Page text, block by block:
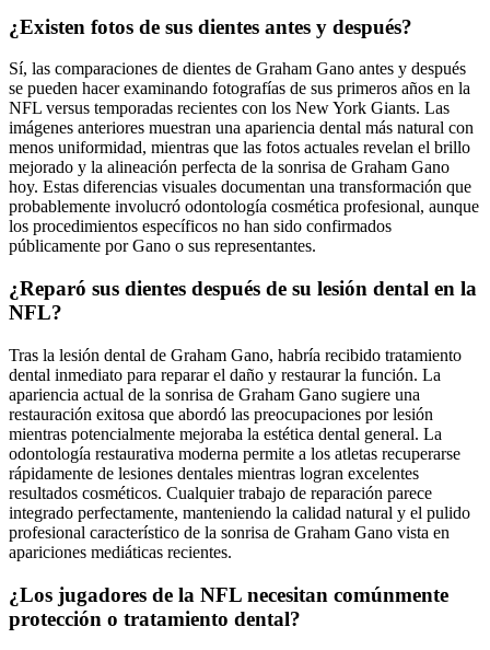
¿Existen fotos de sus dientes antes y después?
Sí, las comparaciones de dientes de Graham Gano antes y después
se pueden hacer examinando fotografías de sus primeros años en la
NFL versus temporadas recientes con los New York Giants. Las
imágenes anteriores muestran una apariencia dental más natural con
menos uniformidad, mientras que las fotos actuales revelan el brillo
mejorado y la alineación perfecta de la sonrisa de Graham Gano
hoy. Estas diferencias visuales documentan una transformación que
probablemente involucró odontología cosmética profesional, aunque
los procedimientos específicos no han sido confirmados
públicamente por Gano o sus representantes.
¿Reparó sus dientes después de su lesión dental en la
NFL?
Tras la lesión dental de Graham Gano, habría recibido tratamiento
dental inmediato para reparar el daño y restaurar la función. La
apariencia actual de la sonrisa de Graham Gano sugiere una
restauración exitosa que abordó las preocupaciones por lesión
mientras potencialmente mejoraba la estética dental general. La
odontología restaurativa moderna permite a los atletas recuperarse
rápidamente de lesiones dentales mientras logran excelentes
resultados cosméticos. Cualquier trabajo de reparación parece
integrado perfectamente, manteniendo la calidad natural y el pulido
profesional característico de la sonrisa de Graham Gano vista en
apariciones mediáticas recientes.
¿Los jugadores de la NFL necesitan comúnmente
protección o tratamiento dental?